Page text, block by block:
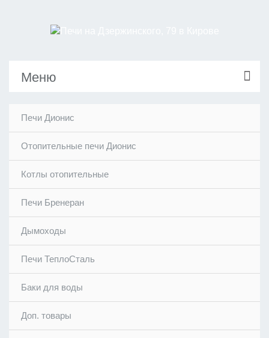
Меню
Печи Дионис
Отопительные печи Дионис
Котлы отопительные
Печи Бренеран
Дымоходы
Печи ТеплоСталь
Баки для воды
Доп. товары